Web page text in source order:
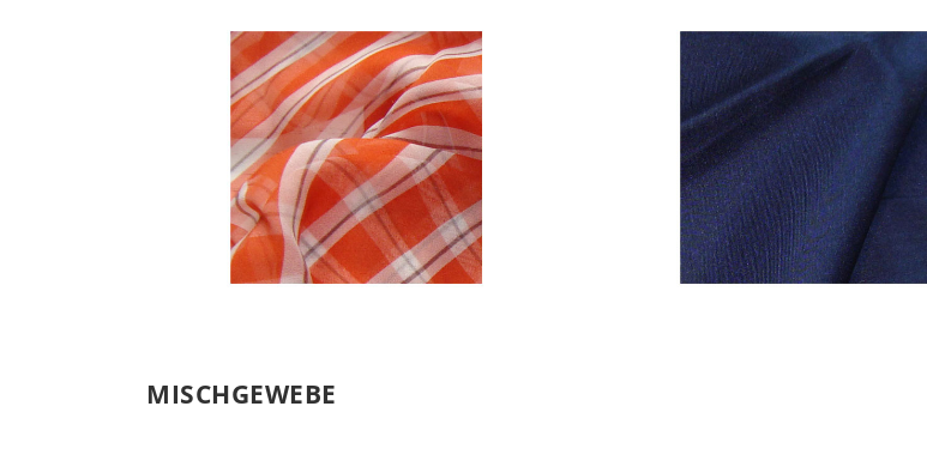
SEIDENCHIFFON
Seide
SEIDENTWILL
Seide
MISCHGEWEBE